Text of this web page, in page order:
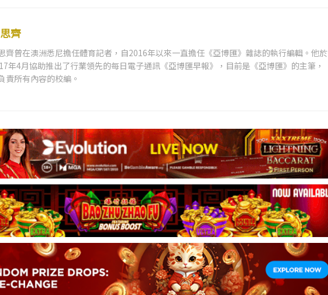
齊
齊曾在澳洲悉尼擔任體育記者，自2016年以來一直擔任《亞博匯》雜誌的執行編輯。他於
年4月協助推出了行業領先的每日電子通訊《亞博匯早報》，目前是《亞博匯》的主筆，
責所有內容的校編。